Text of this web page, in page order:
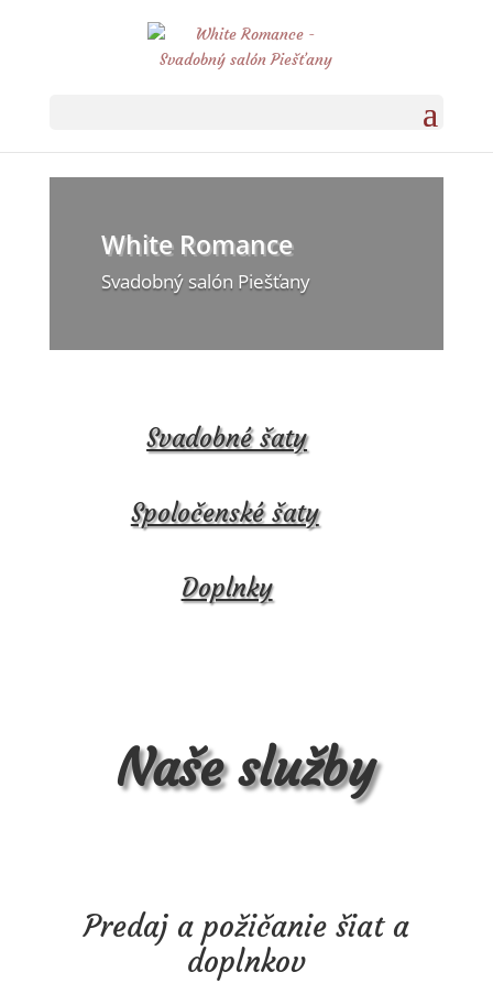
White Romance
Svadobný salón Piešťany
Svadobné šaty
Spoločenské šaty
Doplnky
Naše služby
Predaj a požičanie šiat a
doplnkov